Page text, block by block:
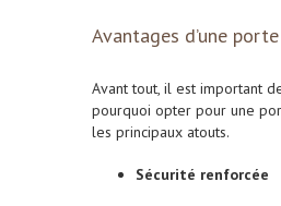
Avantages d’une
Avant tout, il est important
pourquoi opter pour une
les principaux atouts.
Sécurité renforcée